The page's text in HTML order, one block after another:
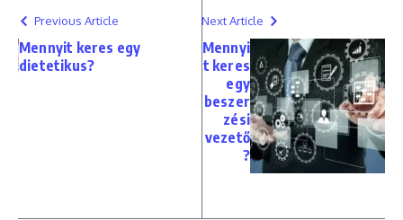
Previous Article
Mennyit keres egy
dietetikus?
Next Article
Mennyi
t keres
egy
beszer
zési
vezető
?